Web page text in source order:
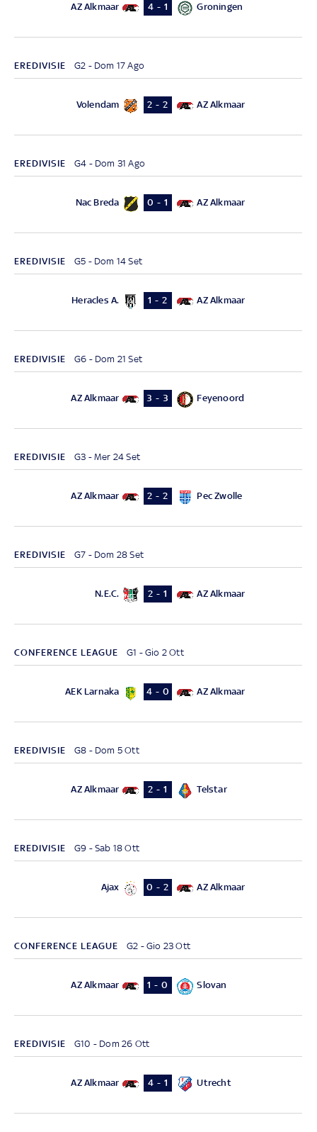
AZ Alkmaar 4 - 1 Groningen
EREDIVISIE G2 - Dom 17 Ago
Volendam 2 - 2 AZ Alkmaar
EREDIVISIE G4 - Dom 31 Ago
Nac Breda 0 - 1 AZ Alkmaar
EREDIVISIE G5 - Dom 14 Set
Heracles A. 1 - 2 AZ Alkmaar
EREDIVISIE G6 - Dom 21 Set
AZ Alkmaar 3 - 3 Feyenoord
EREDIVISIE G3 - Mer 24 Set
AZ Alkmaar 2 - 2 Pec Zwolle
EREDIVISIE G7 - Dom 28 Set
N.E.C. 2 - 1 AZ Alkmaar
CONFERENCE LEAGUE G1 - Gio 2 Ott
AEK Larnaka 4 - 0 AZ Alkmaar
EREDIVISIE G8 - Dom 5 Ott
AZ Alkmaar 2 - 1 Telstar
EREDIVISIE G9 - Sab 18 Ott
Ajax 0 - 2 AZ Alkmaar
CONFERENCE LEAGUE G2 - Gio 23 Ott
AZ Alkmaar 1 - 0 Slovan
EREDIVISIE G10 - Dom 26 Ott
AZ Alkmaar 4 - 1 Utrecht